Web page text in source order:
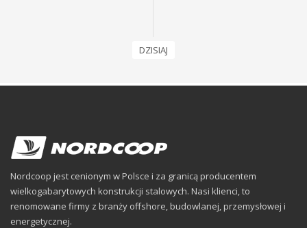
DZISIAJ
Nordcoop jest cenionym w Polsce i za granicą producentem
wielkogabarytowych konstrukcji stalowych. Nasi klienci, to
renomowane firmy z branży offshore, budowlanej, przemysłowej i
energetycznej.